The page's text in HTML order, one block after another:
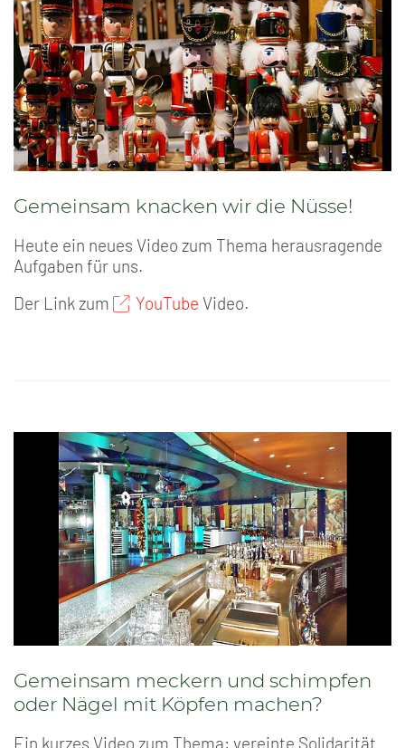
Gemeinsam knacken wir die Nüsse!
Heute ein neues Video zum Thema herausragende
Aufgaben für uns.
Der Link zum
YouTube Video.
Gemeinsam meckern und schimpfen
oder Nägel mit Köpfen machen?
Ein kurzes Video zum Thema: vereinte Solidarität